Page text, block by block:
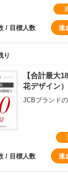
/ 目標人数 達
り
【合計最大
花デザイン
/ 目標人数 達